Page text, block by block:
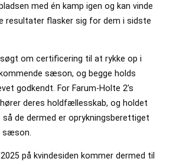
med én kamp igen og kan vinde
resultater flasker sig for dem i sidste
om certificering til at rykke op i
sæson, og begge holds
godkendt. For Farum-Holte 2’s
deres holdfællesskab, og holdet
så de dermed er oprykningsberettiget
sæson.
på kvindesiden kommer dermed til